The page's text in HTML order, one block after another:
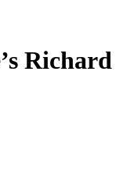
Richard